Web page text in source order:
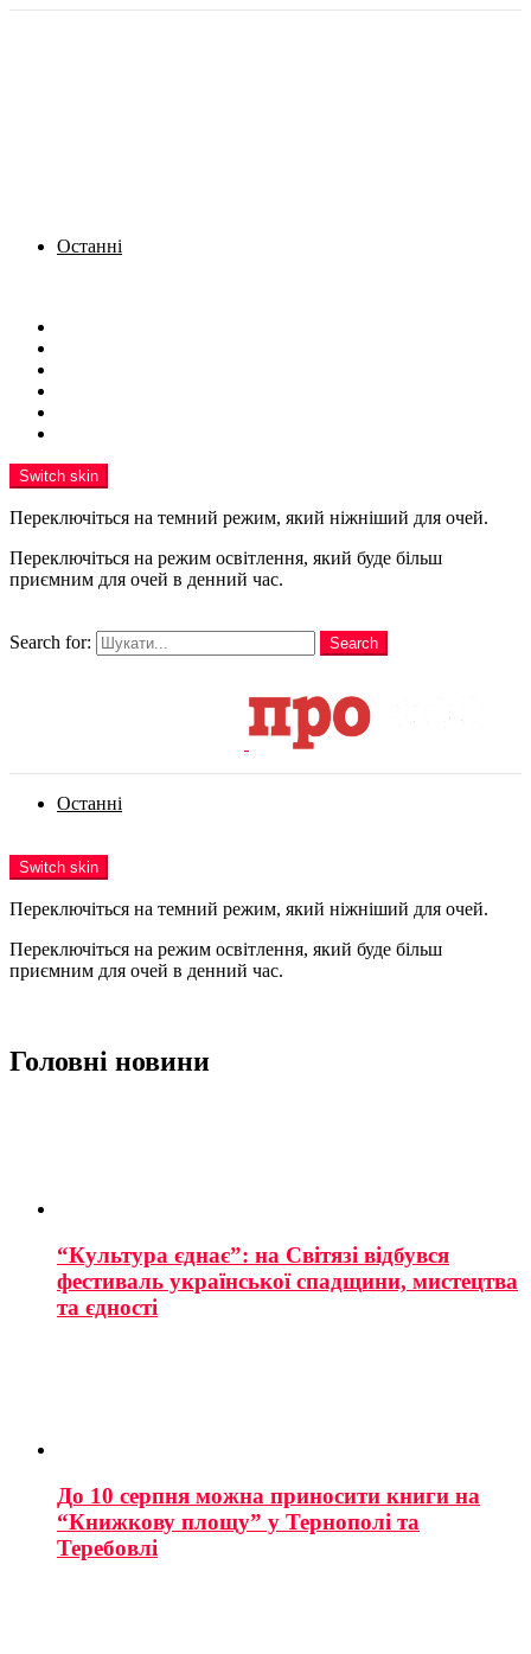
Останні
Switch skin
Переключіться на темний режим, який ніжніший для очей.
Переключіться на режим освітлення, який буде більш
приємним для очей в денний час.
Search for:
Search
Останні
Switch skin
Переключіться на темний режим, який ніжніший для очей.
Переключіться на режим освітлення, який буде більш
приємним для очей в денний час.
Головні новини
“Культура єднає”: на Світязі відбувся
фестиваль української спадщини, мистецтва
та єдності
До 10 серпня можна приносити книги на
“Книжкову площу” у Тернополі та
Теребовлі